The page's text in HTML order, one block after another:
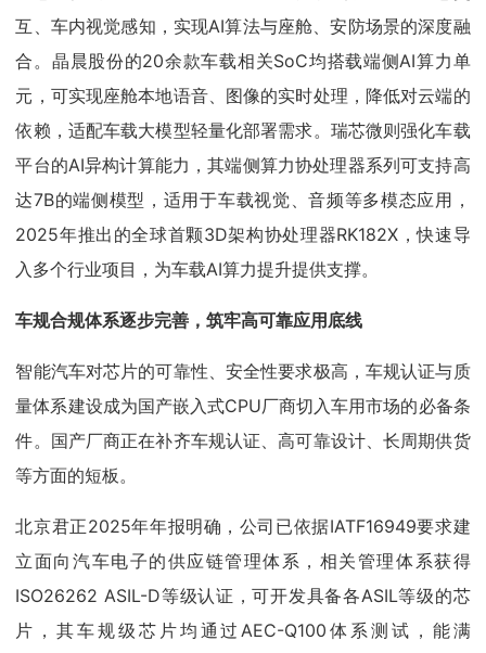
互、车内视觉感知，实现AI算法与座舱、安防场景的深度融
合。晶晨股份的20余款车载相关SoC均搭载端侧AI算力单
元，可实现座舱本地语音、图像的实时处理，降低对云端的
依赖，适配车载大模型轻量化部署需求。瑞芯微则强化车载
平台的AI异构计算能力，其端侧算力协处理器系列可支持高
达7B的端侧模型，适用于车载视觉、音频等多模态应用，
2025年推出的全球首颗3D架构协处理器RK182X，快速导
入多个行业项目，为车载AI算力提升提供支撑。
车规合规体系逐步完善，筑牢高可靠应用底线
智能汽车对芯片的可靠性、安全性要求极高，车规认证与质
量体系建设成为国产嵌入式CPU厂商切入车用市场的必备条
件。国产厂商正在补齐车规认证、高可靠设计、长周期供货
等方面的短板。
北京君正2025年年报明确，公司已依据IATF16949要求建
立面向汽车电子的供应链管理体系，相关管理体系获得
ISO26262 ASIL-D等级认证，可开发具备各ASIL等级的芯
片，其车规级芯片均通过AEC-Q100体系测试，能满